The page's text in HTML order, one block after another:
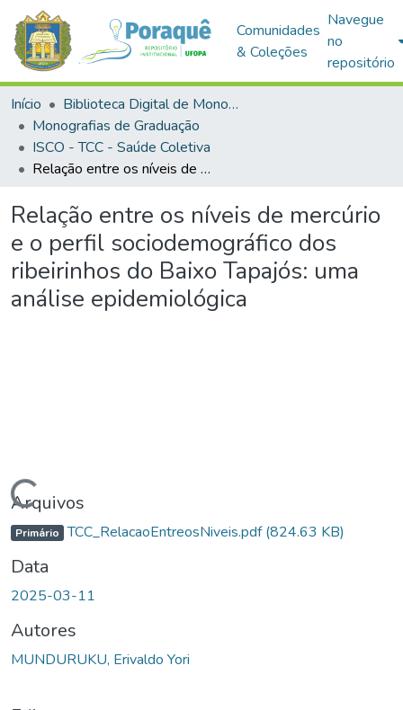
Comunidades
& Coleções
Navegue
no
repositório
Início
Biblioteca Digital de Monografias (BDM)
Monografias de Graduação
ISCO - TCC - Saúde Coletiva
Relação entre os níveis de mercúrio e o perfil sociodemográfico dos ribeirinhos do Baixo Tapajós: uma análise epidemiológica
Relação entre os níveis de mercúrio
e o perfil sociodemográfico dos
ribeirinhos do Baixo Tapajós: uma
análise epidemiológica
Carregando...
Arquivos
Primário TCC_RelacaoEntreosNiveis.pdf(824.63 KB)
Data
2025-03-11
Autores
MUNDURUKU, Erivaldo Yori